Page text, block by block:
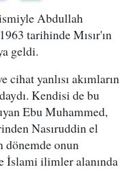
Abdullah
tarihinde Mısır'ın
geldi.
cihat yanlısı akımların
Kendisi de bu
Ebu Muhammed,
Nasıruddin el
onun
İslami ilimler alanında